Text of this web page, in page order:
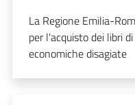
La Regione Emilia-
per l'acquisto dei libri
economiche disagiate